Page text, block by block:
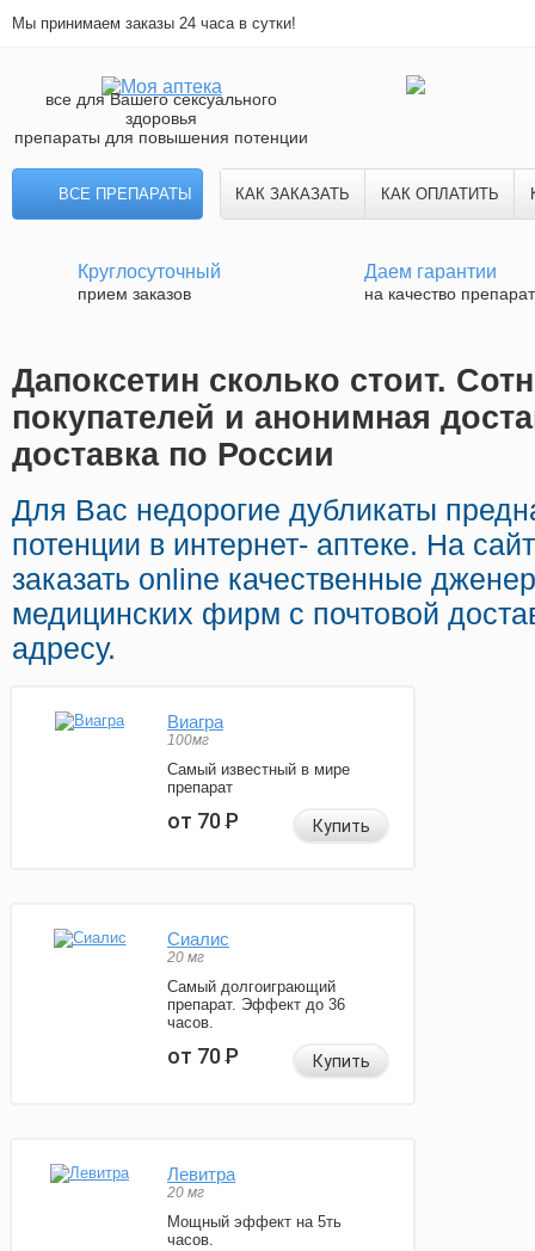
Мы принимаем заказы 24 часа в сутки!
все для Вашего сексуального
здоровья
препараты для повышения потенции
ВСЕ ПРЕПАРАТЫ КАК ЗАКАЗАТЬ КАК ОПЛАТИТЬ
Круглосуточный
прием заказов
Даем гарантии
на качество
Дапоксетин сколько стоит.
покупателей и анонимная
доставка по России
Для Вас недорогие дубликаты
потенции в интернет- аптеке. На
заказать online качественные
медицинских фирм с почтовой
адресу.
Виагра
100мг
Самый известный в мире
препарат
от 70Р Купить
Сиалис
20 мг
Самый долгоиграющий
препарат. Эффект до 36
часов.
от 70Р Купить
Левитра
20 мг
Мощный эффект на 5ть
часов.